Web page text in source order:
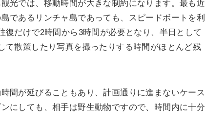
光では、移動時間が大きな制約になります。最も近
であるリンチャ島であっても、スピードボートを利
だけで2時間から3時間が必要となり、半日として
て散策したり写真を撮ったりする時間がほとんど残
間が延びることもあり、計画通りに進まないケース
にしても、相手は野生動物ですので、時間内に十分